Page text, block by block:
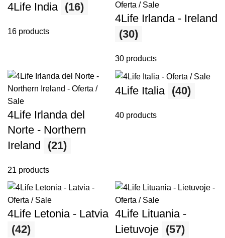
4Life India (16)
16 products
4Life Irlanda - Ireland
(30)
30 products
4Life Irlanda del
Norte - Northern
Ireland
(21)
21 products
4Life Italia (40)
40 products
4Life Letonia - Latvia
(42)
4Life Lituania -
Lietuvoje (57)